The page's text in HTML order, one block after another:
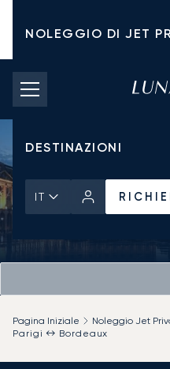
NOLEGGIO DI JET
TARIFFE DI
JET PRIVATI
DESTINAZIONI
IT
Pagina Iniziale Noleggio Jet
Parigi ↔ Bordeaux